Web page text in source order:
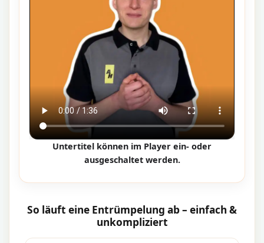
Untertitel können im Player ein- oder
ausgeschaltet werden.
So läuft eine Entrümpelung ab – einfach &
unkompliziert